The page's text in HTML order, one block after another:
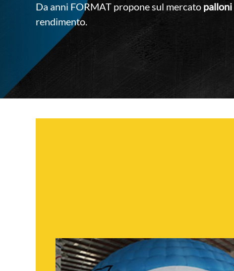
Da anni FORMAT propone sul mercato palloni
rendimento.